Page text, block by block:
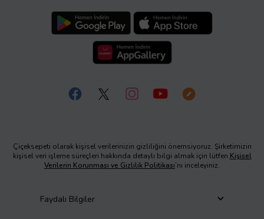
Çiçeksepeti olarak kişisel verilerinizin gizliliğini önemsiyoruz. Şirketimizin
kişisel veri işleme süreçleri hakkında detaylı bilgi almak için lütfen Kişisel
Verilerin Korunması ve Gizlilik Politikası’nı inceleyiniz.
Faydalı Bilgiler